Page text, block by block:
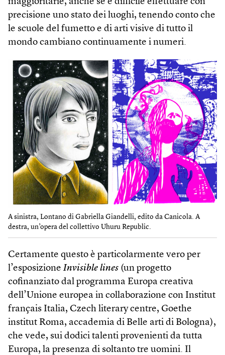
maggioritarie, anche se è difficile effettuare con
precisione uno stato dei luoghi, tenendo conto che
le scuole del fumetto e di arti visive di tutto il
mondo cambiano continuamente i numeri.
A sinistra, Lontano di Gabriella Giandelli, edito da Canicola. A
destra, un’opera del collettivo Uhuru Republic.
Certamente questo è particolarmente vero per
l’esposizione Invisible lines (un progetto
cofinanziato dal programma Europa creativa
dell’Unione europea in collaborazione con Institut
français Italia, Czech literary centre, Goethe
institut Roma, accademia di Belle arti di Bologna),
che vede, sui dodici talenti provenienti da tutta
Europa, la presenza di soltanto tre uomini. Il